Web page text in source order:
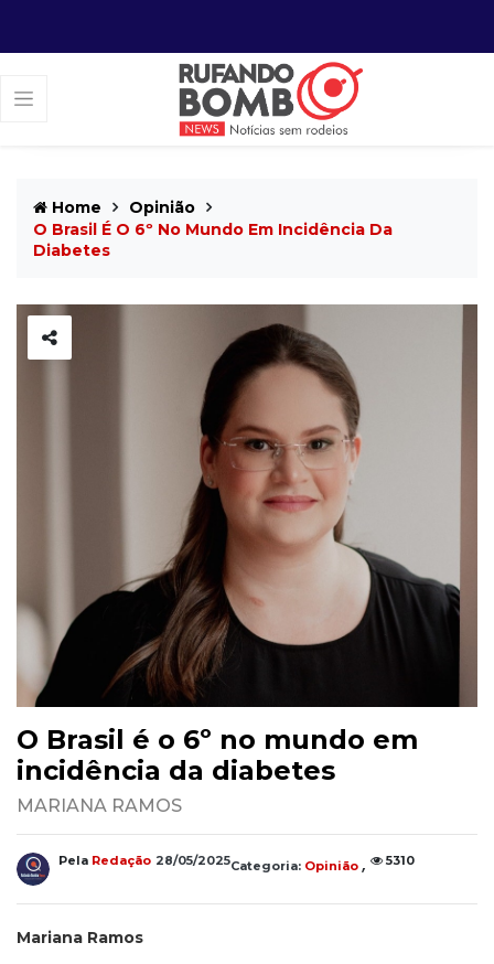
Home
Opinião
O Brasil É O 6º No Mundo Em Incidência Da
Diabetes
O Brasil é o 6º no mundo em
incidência da diabetes
MARIANA RAMOS
Pela Redação 28/05/2025Categoria: Opinião , 5310
Mariana Ramos